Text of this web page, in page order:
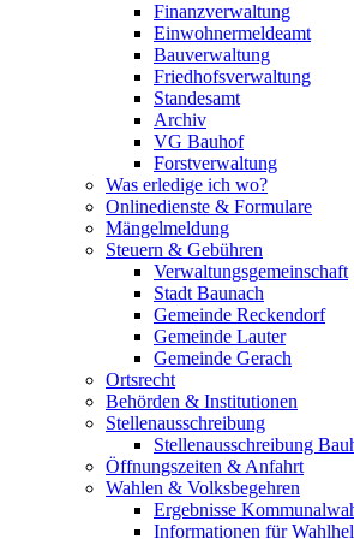
Finanzverwaltung
Einwohnermeldeamt
Bauverwaltung
Friedhofsverwaltung
Standesamt
Archiv
VG Bauhof
Forstverwaltung
Was erledige ich wo?
Onlinedienste & Formulare
Mängelmeldung
Steuern & Gebühren
Verwaltungsgemeinschaft
Stadt Baunach
Gemeinde Reckendorf
Gemeinde Lauter
Gemeinde Gerach
Ortsrecht
Behörden & Institutionen
Stellenausschreibung
Stellenausschreibung
Öffnungszeiten & Anfahrt
Wahlen & Volksbegehren
Ergebnisse
Informationen für